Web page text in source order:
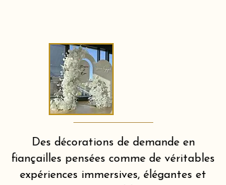
Des décorations de demande en
fiançailles pensées comme de véritables
expériences immersives, élégantes et